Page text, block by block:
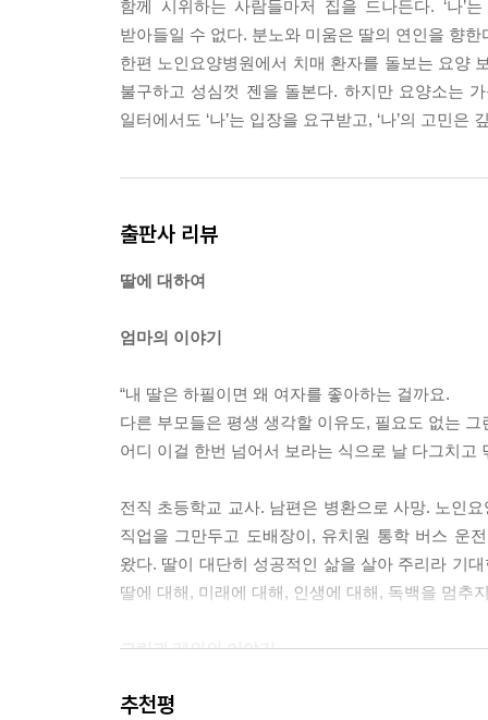
해 버린 걸까. 어쩌면 나도, 딸애도 저 여자처럼 길
--- p.129
함께 시위하는 사람들마저 집을 드나든다. ‘나’
받아들일 수 없다. 분노와 미움은 딸의 연인을 향한
한편 노인요양병원에서 치매 환자를 돌보는 요양
불구하고 성심껏 젠을 돌본다. 하지만 요양소는
일터에서도 ‘나’는 입장을 요구받고, ‘나’의 고민은
출판사 리뷰
딸에 대하여
엄마의 이야기
“내 딸은 하필이면 왜 여자를 좋아하는 걸까요.
다른 부모들은 평생 생각할 이유도, 필요도 없는 그
어디 이걸 한번 넘어서 보라는 식으로 날 다그치고
전직 초등학교 교사. 남편은 병환으로 사망. 노인
직업을 그만두고 도배장이, 유치원 통학 버스 운
왔다. 딸이 대단히 성공적인 삶을 살아 주리라 기
딸에 대해, 미래에 대해, 인생에 대해, 독백을 멈추
그린과 레인의 이야기
“세상엔 다양한 사람들이 있다며? 각자 살아가는
추천평